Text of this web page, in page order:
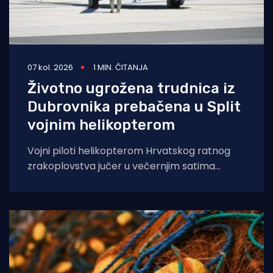
07 kol. 2026 1 MIN. ČITANJA
Životno ugrožena trudnica iz
Dubrovnika prebačena u Split
vojnim helikopterom
Vojni piloti helikopterom Hrvatskog ratnog
zrakoplovstva jučer u večernjim satima